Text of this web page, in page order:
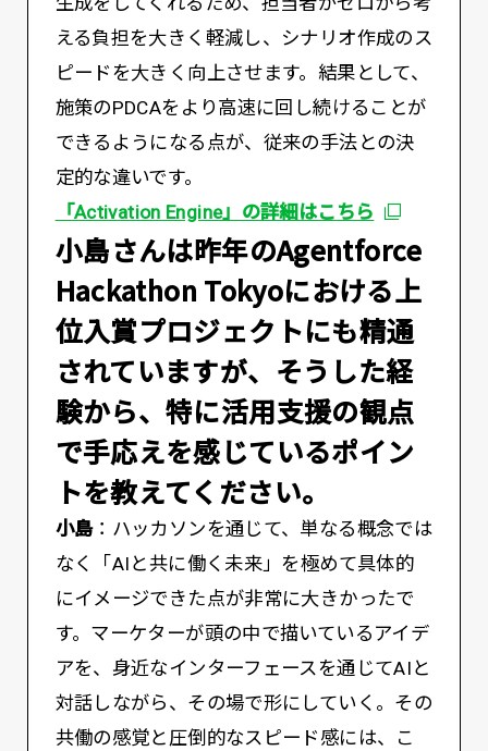
える負担を大きく軽減し、シナリオ作成のス
ピードを大きく向上させます。結果として、
施策のPDCAをより高速に回し続けることが
できるようになる点が、従来の手法との決
定的な違いです。
「Activation Engine」の詳細はこちら
――小島さんは昨年のAgentforce
Hackathon Tokyoにおける上
位入賞プロジェクトにも精通
されていますが、そうした経
験から、特に活用支援の観点
で手応えを感じているポイン
トを教えてください。
小島：ハッカソンを通じて、単なる概念では
なく「AIと共に働く未来」を極めて具体的
にイメージできた点が非常に大きかったで
す。マーケターが頭の中で描いているアイデ
アを、身近なインターフェースを通じてAIと
対話しながら、その場で形にしていく。その
共働の感覚と圧倒的なスピード感には、こ